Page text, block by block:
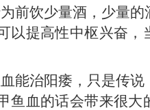
前饮少量酒，少量
以提高性中枢兴奋，
能治阳痿，只是传
鱼血的话会带来很大